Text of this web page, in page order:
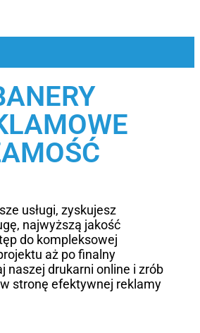
usługi, zyskujesz
najwyższą jakość
do kompleksowej
aż po finalny
naszej drukarni online i zrób
stronę efektywnej reklamy